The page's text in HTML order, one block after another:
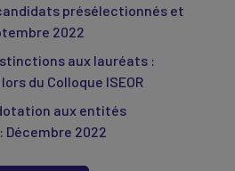
présélectionnés et
2022
aux lauréats :
du Colloque ISEOR
aux entités
2022